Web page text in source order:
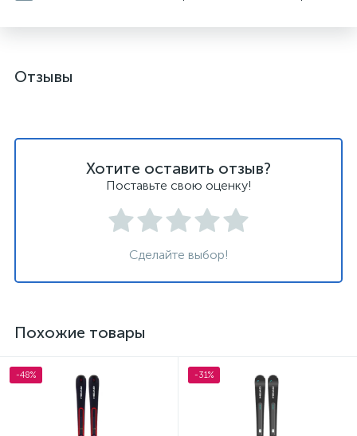
Отзывы
Хотите оставить отзыв?
Поставьте свою оценку!
Сделайте выбор!
Похожие товары
-48% -31%